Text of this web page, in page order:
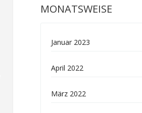
MONATSWEISE
Januar 2023
April 2022
März 2022